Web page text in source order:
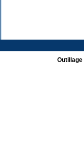
Outillage|